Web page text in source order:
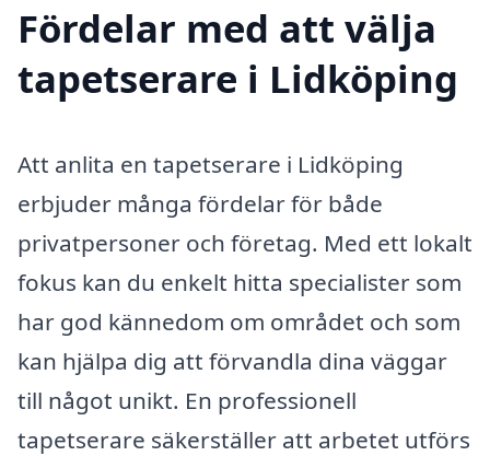
Fördelar med att välja
tapetserare i Lidköping
Att anlita en tapetserare i Lidköping
erbjuder många fördelar för både
privatpersoner och företag. Med ett lokalt
fokus kan du enkelt hitta specialister som
har god kännedom om området och som
kan hjälpa dig att förvandla dina väggar
till något unikt. En professionell
tapetserare säkerställer att arbetet utförs